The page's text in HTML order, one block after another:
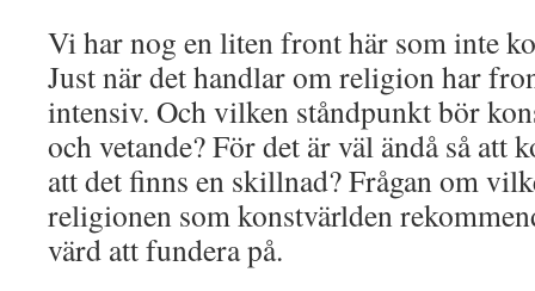
Vi har nog en liten front här som inte
Just när det handlar om religion har
intensiv. Och vilken ståndpunkt bör
och vetande? För det är väl ändå så att
att det finns en skillnad? Frågan om
religionen som konstvärlden
värd att fundera på.